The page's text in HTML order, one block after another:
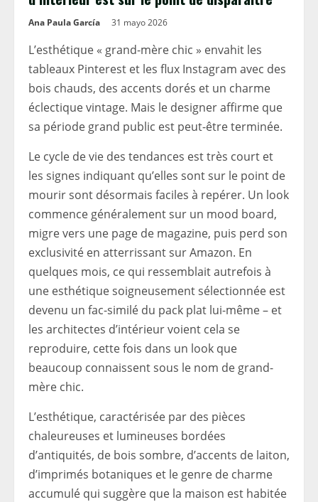
Ana Paula García 31 mayo 2026
L’esthétique « grand-mère chic » envahit les
tableaux Pinterest et les flux Instagram avec des
bois chauds, des accents dorés et un charme
éclectique vintage. Mais le designer affirme que
sa période grand public est peut-être terminée.
Le cycle de vie des tendances est très court et
les signes indiquant qu’elles sont sur le point de
mourir sont désormais faciles à repérer. Un look
commence généralement sur un mood board,
migre vers une page de magazine, puis perd son
exclusivité en atterrissant sur Amazon. En
quelques mois, ce qui ressemblait autrefois à
une esthétique soigneusement sélectionnée est
devenu un fac-similé du pack plat lui-même – et
les architectes d’intérieur voient cela se
reproduire, cette fois dans un look que
beaucoup connaissent sous le nom de grand-
mère chic.
L’esthétique, caractérisée par des pièces
chaleureuses et lumineuses bordées
d’antiquités, de bois sombre, d’accents de laiton,
d’imprimés botaniques et le genre de charme
accumulé qui suggère que la maison est habitée